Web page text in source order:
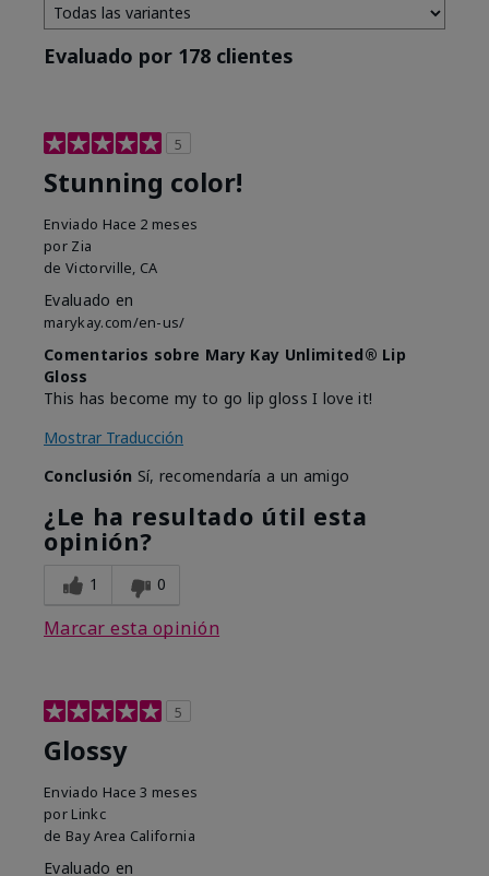
Evaluado por 178 clientes
5
Stunning color!
Enviado Hace 2 meses
por Zia
de Victorville, CA
Evaluado en
marykay.com/en-us/
Comentarios sobre Mary Kay Unlimited® Lip
Gloss
This has become my to go lip gloss I love it!
Mostrar Traducción
Conclusión Sí, recomendaría a un amigo
¿Le ha resultado útil esta
opinión?
1 0
Marcar esta opinión
5
Glossy
Enviado Hace 3 meses
por Linkc
de Bay Area California
Evaluado en